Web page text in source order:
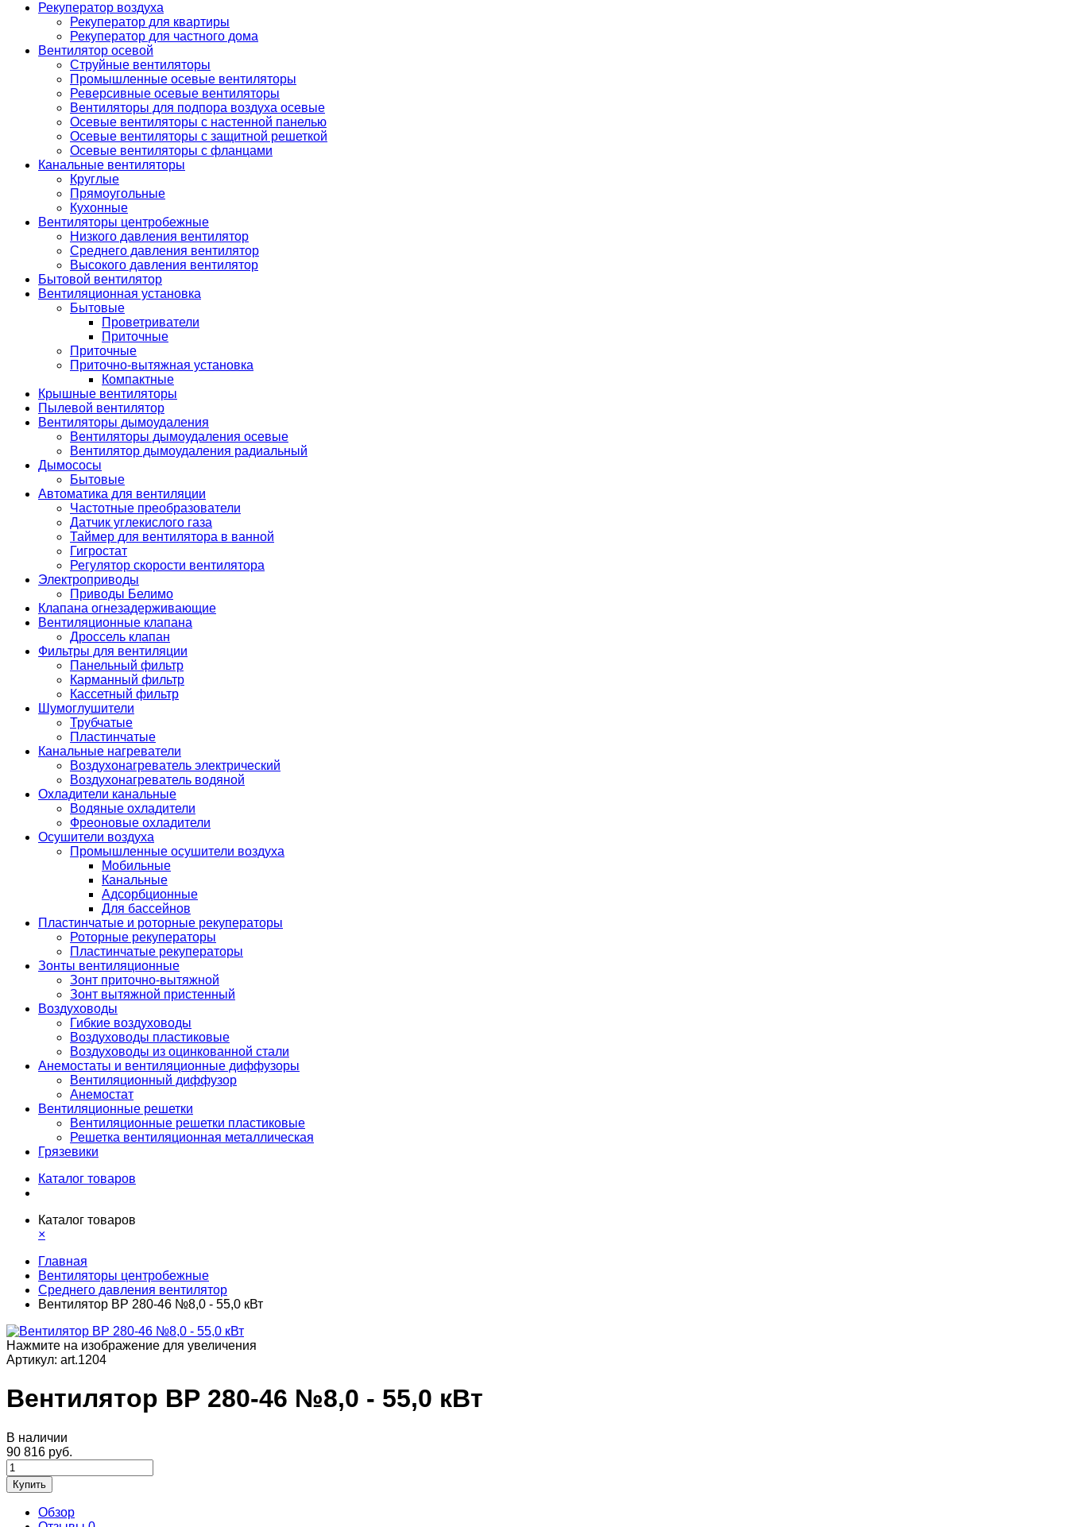
Рекуператор воздуха
Рекуператор для квартиры
Рекуператор для частного дома
Вентилятор осевой
Струйные вентиляторы
Промышленные осевые вентиляторы
Реверсивные осевые вентиляторы
Вентиляторы для подпора воздуха осевые
Осевые вентиляторы с настенной панелью
Осевые вентиляторы с защитной решеткой
Осевые вентиляторы с фланцами
Канальные вентиляторы
Круглые
Прямоугольные
Кухонные
Вентиляторы центробежные
Низкого давления вентилятор
Среднего давления вентилятор
Высокого давления вентилятор
Бытовой вентилятор
Вентиляционная установка
Бытовые
Проветриватели
Приточные
Приточные
Приточно-вытяжная установка
Компактные
Крышные вентиляторы
Пылевой вентилятор
Вентиляторы дымоудаления
Вентиляторы дымоудаления осевые
Вентилятор дымоудаления радиальный
Дымососы
Бытовые
Автоматика для вентиляции
Частотные преобразователи
Датчик углекислого газа
Таймер для вентилятора в ванной
Гигростат
Регулятор скорости вентилятора
Электроприводы
Приводы Белимо
Клапана огнезадерживающие
Вентиляционные клапана
Дроссель клапан
Фильтры для вентиляции
Панельный фильтр
Карманный фильтр
Кассетный фильтр
Шумоглушители
Трубчатые
Пластинчатые
Канальные нагреватели
Воздухонагреватель электрический
Воздухонагреватель водяной
Охладители канальные
Водяные охладители
Фреоновые охладители
Осушители воздуха
Промышленные осушители воздуха
Мобильные
Канальные
Адсорбционные
Для бассейнов
Пластинчатые и роторные рекуператоры
Роторные рекуператоры
Пластинчатые рекуператоры
Зонты вентиляционные
Зонт приточно-вытяжной
Зонт вытяжной пристенный
Воздуховоды
Гибкие воздуховоды
Воздуховоды пластиковые
Воздуховоды из оцинкованной стали
Анемостаты и вентиляционные диффузоры
Вентиляционный диффузор
Анемостат
Вентиляционные решетки
Вентиляционные решетки пластиковые
Решетка вентиляционная металлическая
Грязевики
Каталог товаров
Каталог товаров
×
Главная
Вентиляторы центробежные
Среднего давления вентилятор
Вентилятор ВР 280-46 №8,0 - 55,0 кВт
Нажмите на изображение для увеличения
Артикул: art.1204
Вентилятор ВР 280-46 №8,0 - 55,0 кВт
В наличии
90 816 руб.
Купить
Обзор